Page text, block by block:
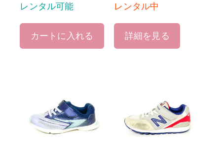
レンタル可能
カートに入れる
レンタル中
詳細を見る